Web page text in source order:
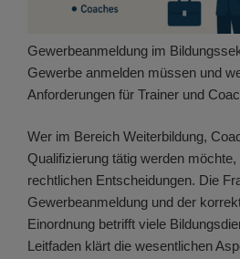
Gewerbeanmeldung im
Gewerbe anmelden müssen und
Anforderungen für Trainer und
Wer im Bereich Weiterbildung,
Qualifizierung tätig werden
rechtlichen Entscheidungen. Die
Gewerbeanmeldung und der
Einordnung betrifft viele
Leitfaden klärt die wesentlichen